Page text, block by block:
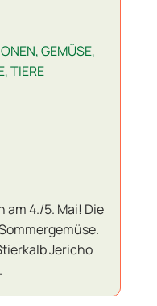
,GEMÜSE,
,TIERE
am 4./5. Mai! Die
Jericho